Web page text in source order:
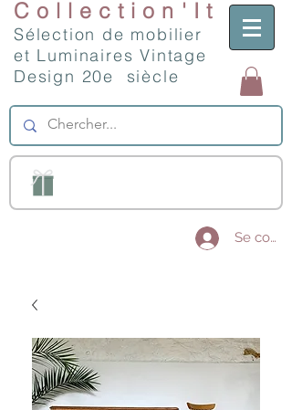
Collection'It
Sélection de mobilier
et Luminaires Vintage
Design 20e siècle
Se